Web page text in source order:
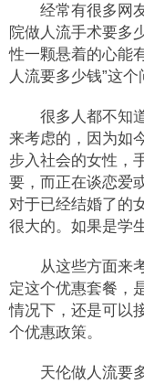
经常有很多网
院做人流手术要多
性一颗悬着的心能
人流要多少钱”这个
很多人都不知道
来考虑的，因为如
步入社会的女性，
要，而正在谈恋爱
对于已经结婚了的
很大的。如果是学
从这些方面来考
定这个优惠套餐，
情况下，还是可以
个优惠政策。
天伦做人流要多